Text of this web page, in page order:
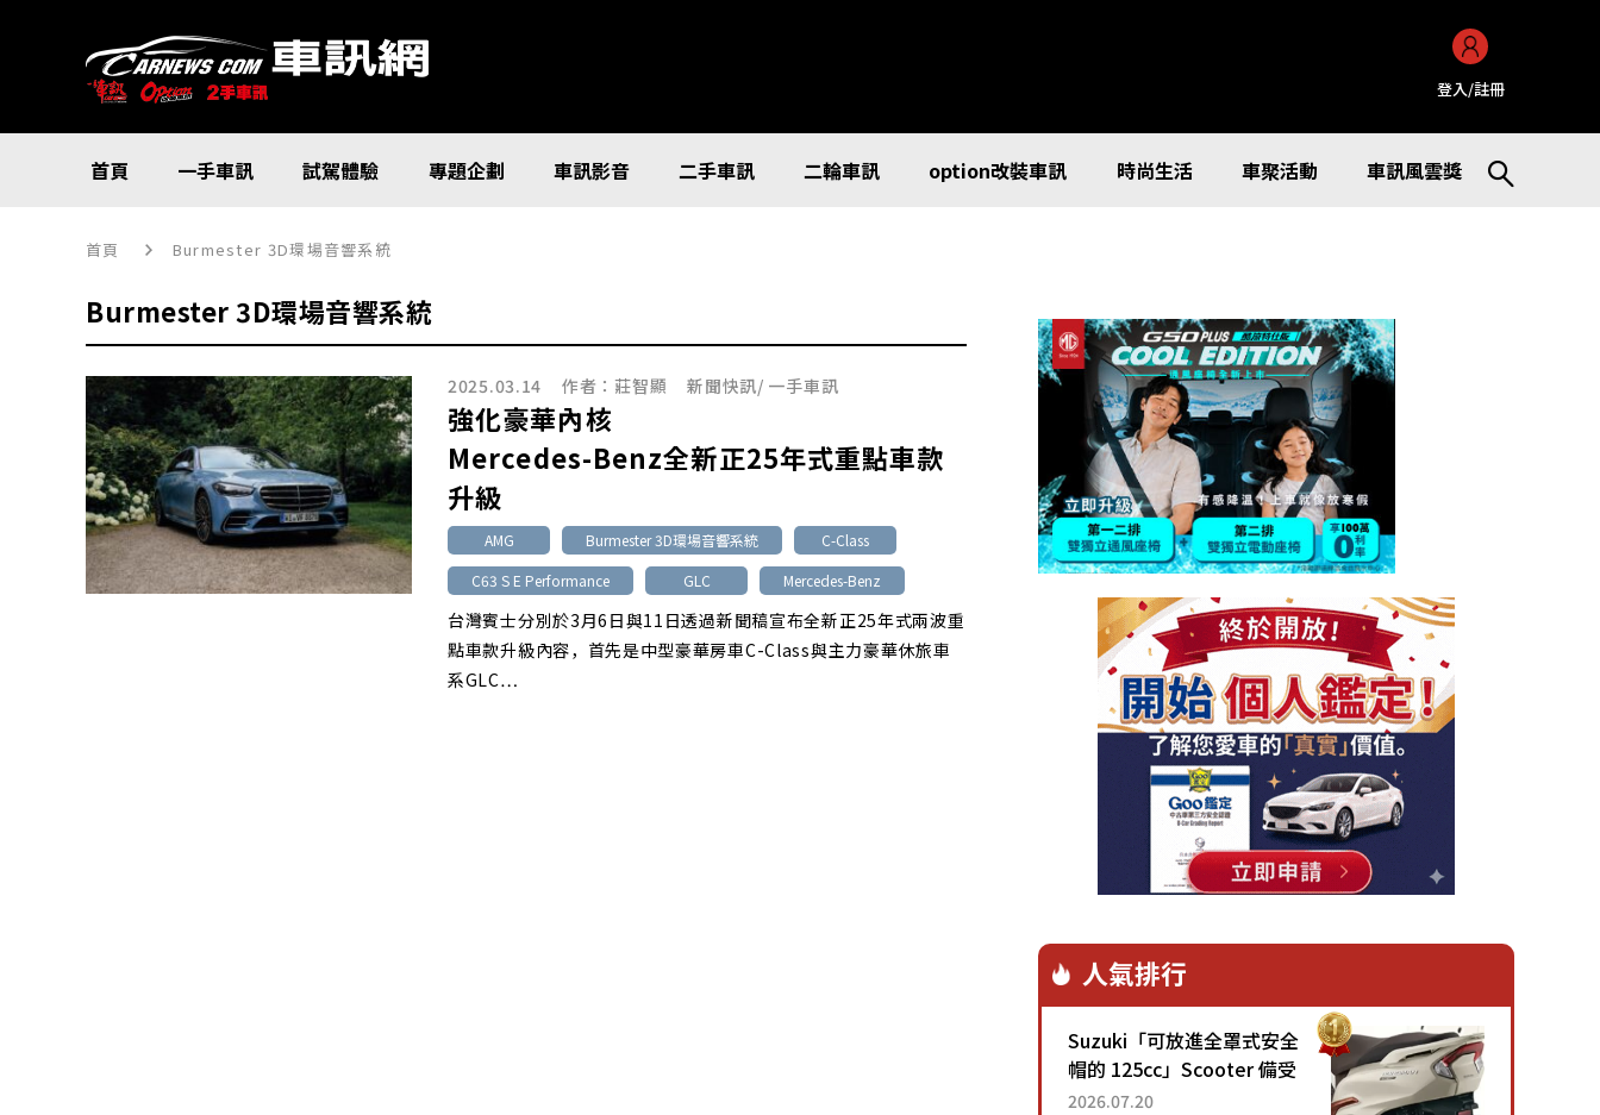
登入/註冊
首頁 一手車訊 試駕體驗 專題企劃 車訊影音 二手車訊 二輪車訊 option改裝車訊 時尚生活 車聚活動 車訊風雲獎
首頁 Burmester 3D環場音響系統
Burmester 3D環場音響系統
2025.03.14 作者：莊智顯 新聞快訊/ 一手車訊
強化豪華內核
Mercedes-Benz全新正25年式重點車款
升級
AMG Burmester 3D環場音響系統
C-Class
C63 S E Performance
GLC Mercedes-Benz
台灣賓士分別於3月6日與11日透過新聞稿宣布全新正25年式兩波重
點車款升級內容，首先是中型豪華房車C-Class與主力豪華休旅車
系GLC…
人氣排行
Suzuki「可放進全罩式安全
帽的 125cc」Scooter 備受
矚目！採用全新流線設計與
2026.07.20